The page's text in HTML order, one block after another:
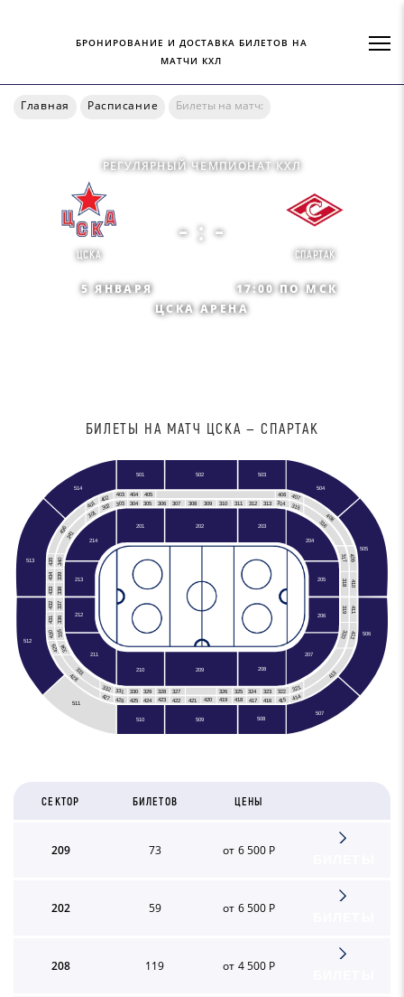
БРОНИРОВАНИЕ И ДОСТАВКА БИЛЕТОВ НА
МАТЧИ КХЛ
Главная Расписание Билеты на матч:
РЕГУЛЯРНЫЙ ЧЕМПИОНАТ КХЛ
ЦСКА
- : -
СПАРТАК
5 ЯНВАРЯ
17:00 ПО МСК
ЦСКА АРЕНА
БИЛЕТЫ НА МАТЧ ЦСКА — СПАРТАК
502
501 503
504
505
506
507
508
509
510
511
512
513
514
201 202 203
204
205
206
207
208
209
210
211
212
213
214
429
301
302 303 304 305 306 307 308 309 310 311 312 313 314 315
316
317
318
319
320
321
322
323
324
325
326
327
328
329
330
331
332
333
334
335
336
337
338
339
340
341
401
402 403 404 405 406 407
408
409
410
411
412
413
414
415
416
417
418
419
420
421
422
423
424
425
426
427
428
430
431
432
433
434
435
436
СЕКТОР БИЛЕТОВ ЦЕНЫ
209 73 от 6 500 Р
202 59 от 6 500 Р
208 119 от 4 500 Р